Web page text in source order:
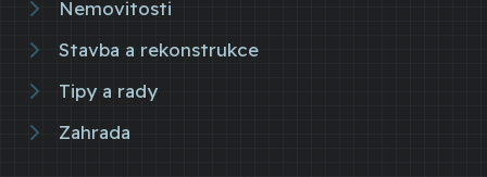
Nemovitosti
Stavba a rekonstrukce
Tipy a rady
Zahrada